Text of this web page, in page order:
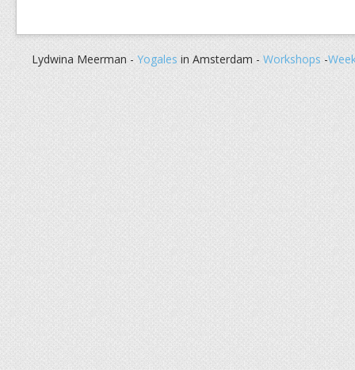
Lydwina Meerman - Yogales in Amsterdam - Workshops -